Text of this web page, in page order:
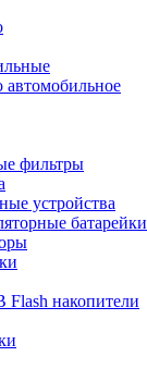
автомобильное
фильтры
устройства
батарейки
накопители